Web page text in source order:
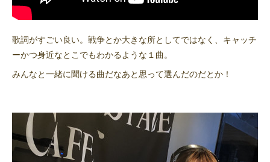
歌詞がすごい良い。戦争とか大きな所としてではなく、キャッチ
ーかつ身近なとこでもわかるような１曲。
みんなと一緒に聞ける曲だなあと思って選んだのだとか！